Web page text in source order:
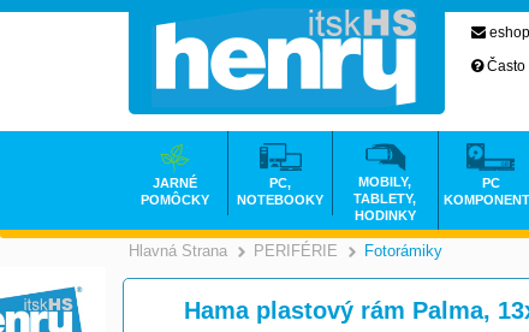
Hlavná Strana PERIFÉRIE Fotorámiky
Hama plastový rám Palma,
Často
JARNÉ
POMÔCKY
PC,
NOTEBOOKY
MOBILY,
TABLETY,
HODINKY
PC